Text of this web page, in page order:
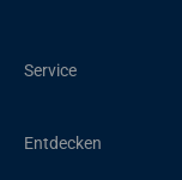
Service
Entdecken